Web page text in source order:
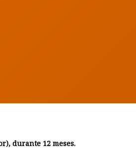
durante 12 meses.